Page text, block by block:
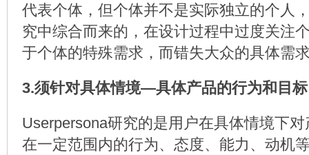
代表个体，但个体并不是实际独立的个人
究中综合而来的，在设计过程中过度关注
于个体的特殊需求，而错失大众的具体需
3.须针对具体情境—具体产品的行为和目标
Userpersona研究的是用户在具体情境下
在一定范围内的行为、态度、能力、动机